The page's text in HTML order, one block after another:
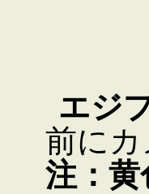
エジ
前に
注：